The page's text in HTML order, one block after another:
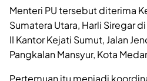
Menteri PU tersebut diterima
Sumatera Utara, Harli Siregar
II Kantor Kejati Sumut, Jalan
Pangkalan Mansyur, Kota
Pertemuan itu menjadi